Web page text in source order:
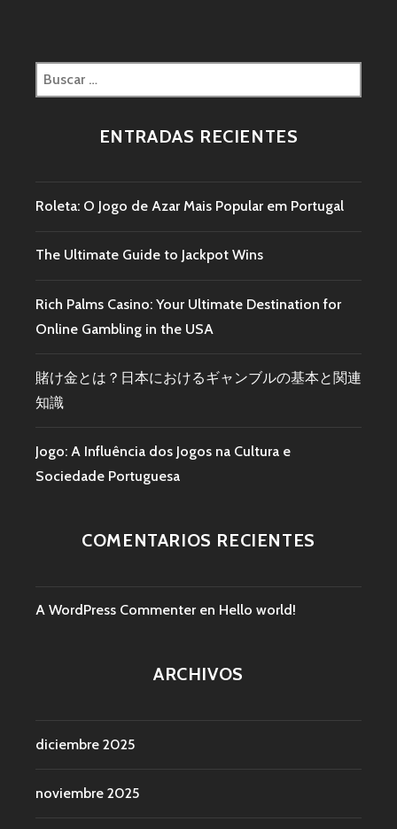
ENTRADAS RECIENTES
Roleta: O Jogo de Azar Mais Popular em Portugal
The Ultimate Guide to Jackpot Wins
Rich Palms Casino: Your Ultimate Destination for
Online Gambling in the USA
賭け金とは？日本におけるギャンブルの基本と関連
知識
Jogo: A Influência dos Jogos na Cultura e
Sociedade Portuguesa
COMENTARIOS RECIENTES
A WordPress Commenter en Hello world!
ARCHIVOS
diciembre 2025
noviembre 2025